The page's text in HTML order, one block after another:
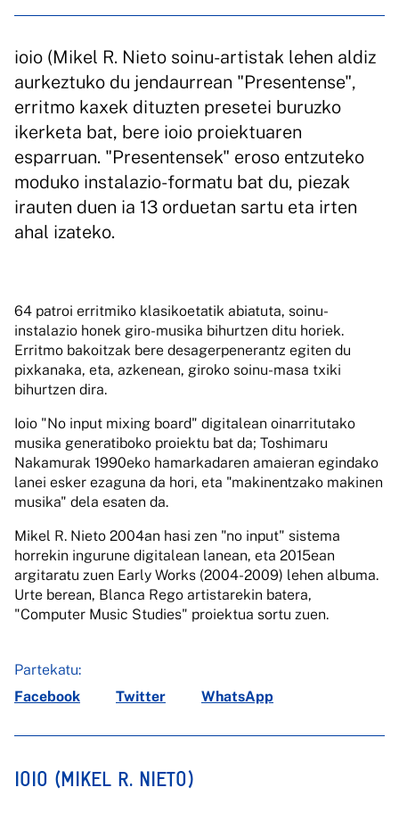
ioio (Mikel R. Nieto soinu-artistak lehen aldiz
aurkeztuko du jendaurrean "Presentense",
erritmo kaxek dituzten presetei buruzko
ikerketa bat, bere ioio proiektuaren
esparruan. "Presentensek" eroso entzuteko
moduko instalazio-formatu bat du, piezak
irauten duen ia 13 orduetan sartu eta irten
ahal izateko.
64 patroi erritmiko klasikoetatik abiatuta, soinu-
instalazio honek giro-musika bihurtzen ditu horiek.
Erritmo bakoitzak bere desagerpenerantz egiten du
pixkanaka, eta, azkenean, giroko soinu-masa txiki
bihurtzen dira.
Ioio "No input mixing board" digitalean oinarritutako
musika generatiboko proiektu bat da; Toshimaru
Nakamurak 1990eko hamarkadaren amaieran egindako
lanei esker ezaguna da hori, eta "makinentzako makinen
musika" dela esaten da.
Mikel R. Nieto 2004an hasi zen "no input" sistema
horrekin ingurune digitalean lanean, eta 2015ean
argitaratu zuen Early Works (2004-2009) lehen albuma.
Urte berean, Blanca Rego artistarekin batera,
"Computer Music Studies" proiektua sortu zuen.
Partekatu:
Facebook
Twitter WhatsApp
IOIO (MIKEL R. NIETO)